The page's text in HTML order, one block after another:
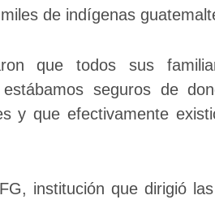
de indígenas
que todos sus
seguros de
y que efectivamente
institución que dirigió